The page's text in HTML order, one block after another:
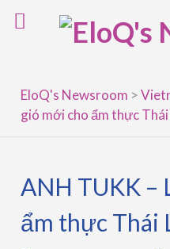
EloQ's Newsroom >
gió mới cho ẩm thực Thái
ANH TUKK –
ẩm thực Thái